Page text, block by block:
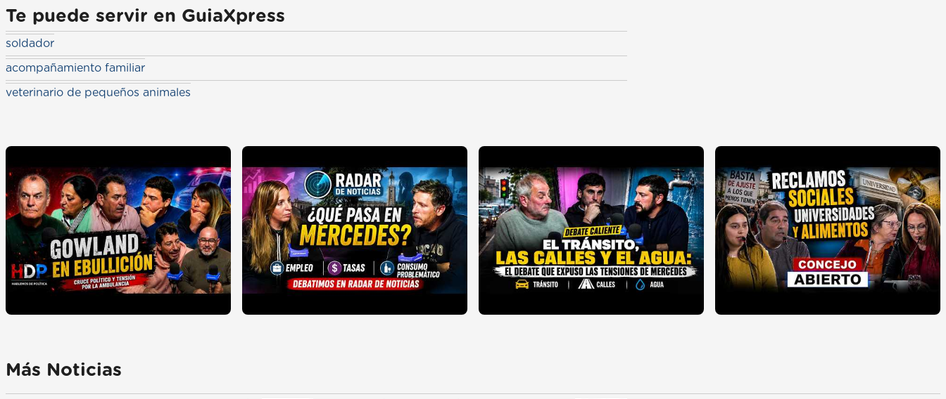
Te puede servir en GuiaXpress
soldador
acompañamiento familiar
veterinario de pequeños animales
Más Noticias